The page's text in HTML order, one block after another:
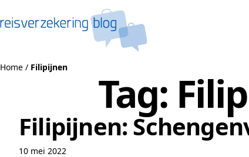
Home / Filipijnen
Tag:
Filipijnen:
10 mei 2022